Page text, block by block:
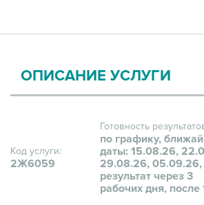
ОПИСАНИЕ УСЛУГИ
Код услуги:
2Ж6059
Готовность
по графику,
даты: 15.08.26,
29.08.26, 05.09.26,
результат через 3
рабочих дня, после